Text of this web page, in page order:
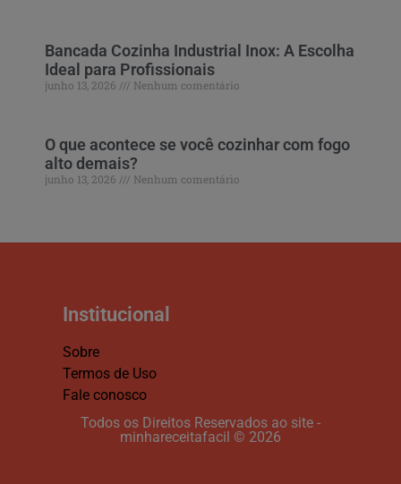
Bancada Cozinha Industrial Inox: A Escolha
Ideal para Profissionais
junho 13, 2026 Nenhum comentário
O que acontece se você cozinhar com fogo
alto demais?
junho 13, 2026 Nenhum comentário
Institucional
Sobre
Termos de Uso
Fale conosco
Todos os Direitos Reservados ao site -
minhareceitafacil © 2026